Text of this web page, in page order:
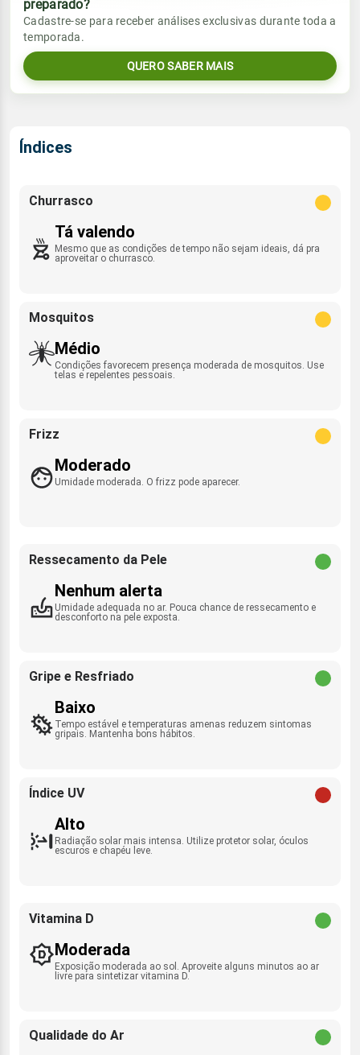
Umidade do ar
66%91%
Rajada de vento
Sol
06:10h às 18:14h
Lua
Chuva
0.0mm
Umidade do ar
Vento
ENE - 9km/h
Rajada de vento
Sol
preparado?
Cadastre-se para receber análises exclusivas durante toda a
temporada.
QUERO SABER MAIS
Índices
Churrasco
Tá valendo
Mesmo que as condições de tempo não sejam ideais, dá pra
aproveitar o churrasco.
Mosquitos
Médio
Condições favorecem presença moderada de mosquitos. Use
telas e repelentes pessoais.
Frizz
Moderado
Umidade moderada. O frizz pode aparecer.
Ressecamento da Pele
Nenhum alerta
Umidade adequada no ar. Pouca chance de ressecamento e
desconforto na pele exposta.
Gripe e Resfriado
Baixo
Tempo estável e temperaturas amenas reduzem sintomas
gripais. Mantenha bons hábitos.
Índice UV
Alto
Radiação solar mais intensa. Utilize protetor solar, óculos
escuros e chapéu leve.
Vitamina D
Moderada
Exposição moderada ao sol. Aproveite alguns minutos ao ar
livre para sintetizar vitamina D.
Qualidade do Ar